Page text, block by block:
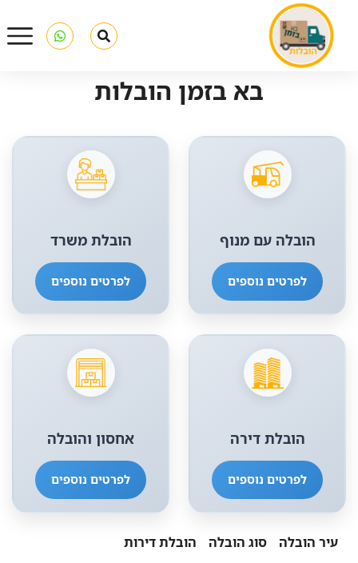
בא בזמן הובלות
הובלה עם מנוף
לפרטים נוספים
הובלת משרד
לפרטים נוספים
הובלת דירה
לפרטים נוספים
אחסון והובלה
לפרטים נוספים
עיר הובלה סוג הובלה הובלת דירות